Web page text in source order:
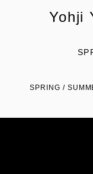
Yohji
SPRING /